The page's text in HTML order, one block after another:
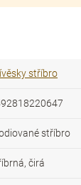
stříbro
stříbro
čirá